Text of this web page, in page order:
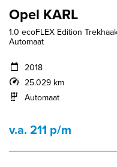
Opel KARL
1.0 ecoFLEX Edition
Automaat
2018
25.029 km
Automaat
v.a. 211 p/m